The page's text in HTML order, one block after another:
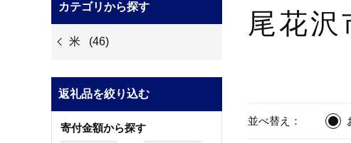
カテゴリから探す
米 (46)
返礼品を絞り込む
寄付金額から探す
尾花沢
並べ替え：